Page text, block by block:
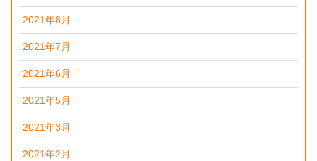
2021年8月
2021年7月
2021年6月
2021年5月
2021年3月
2021年2月